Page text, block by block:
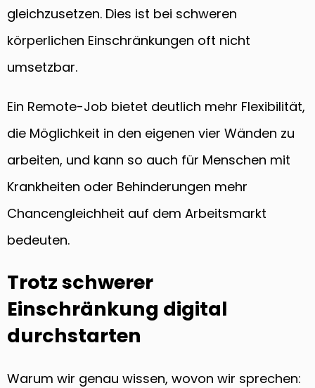
gleichzusetzen. Dies ist bei schweren
körperlichen Einschränkungen oft nicht
umsetzbar.
Ein Remote-Job bietet deutlich mehr Flexibilität,
die Möglichkeit in den eigenen vier Wänden zu
arbeiten, und kann so auch für Menschen mit
Krankheiten oder Behinderungen mehr
Chancengleichheit auf dem Arbeitsmarkt
bedeuten.
Trotz schwerer
Einschränkung digital
durchstarten
Warum wir genau wissen, wovon wir sprechen: